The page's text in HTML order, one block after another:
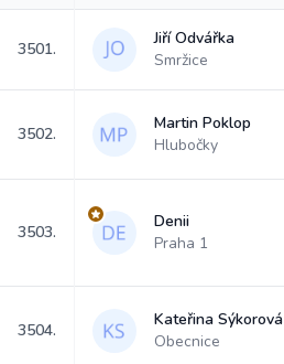
3501.
Jiří Odvářka
Smržice
3502.
Martin Poklop
Hlubočky
3503.
Denii
Praha 1
3504.
Kateřina Sýkorová
Obecnice